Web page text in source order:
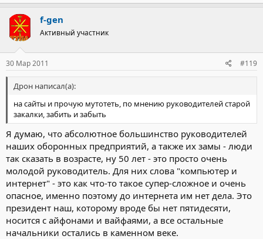
f-gen
Активный участник
30 Мар 2011 #119
Дрон написал(а):
на сайты и прочую мутотеть, по мнению руководителей старой
закалки, забить и забыть
Я думаю, что абсолютное большинство руководителей
наших оборонных предприятий, а также их замы - люди
так сказать в возрасте, ну 50 лет - это просто очень
молодой руководитель. Для них слова "компьютер и
интернет" - это как что-то такое супер-сложное и очень
опасное, именно поэтому до интернета им нет дела. Это
президент наш, которому вроде бы нет пятидесяти,
носится с айфонами и вайфаями, а все остальные
начальники остались в каменном веке.